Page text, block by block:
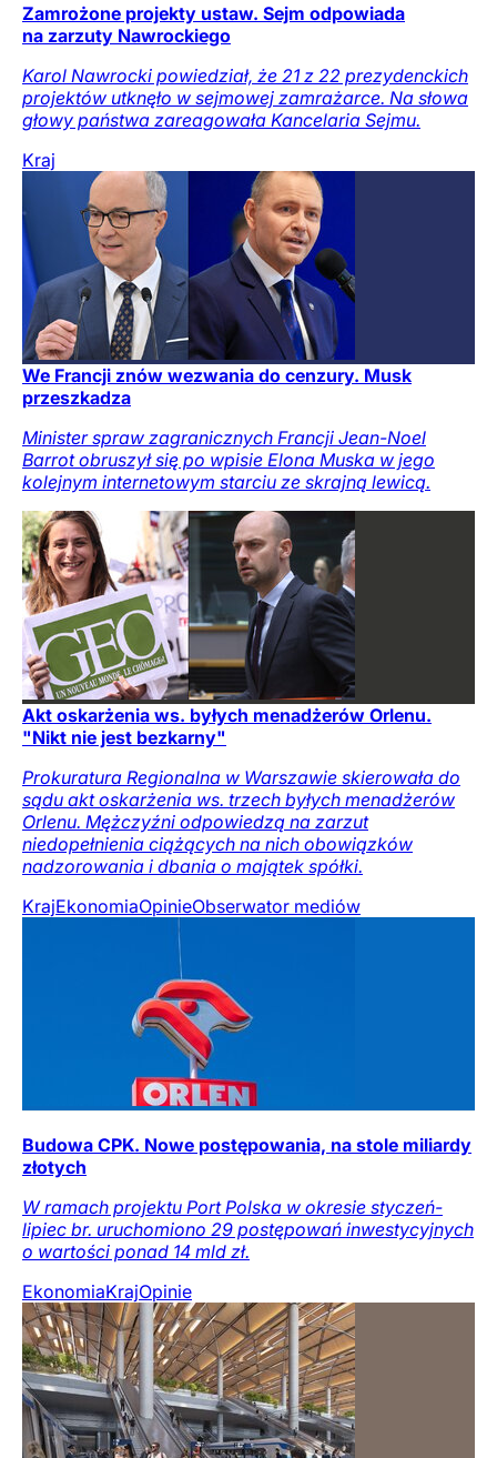
Zamrożone projekty ustaw. Sejm odpowiada
na zarzuty Nawrockiego
Karol Nawrocki powiedział, że 21 z 22 prezydenckich
projektów utknęło w sejmowej zamrażarce. Na słowa
głowy państwa zareagowała Kancelaria Sejmu.
Kraj
We Francji znów wezwania do cenzury. Musk
przeszkadza
Minister spraw zagranicznych Francji Jean-Noel
Barrot obruszył się po wpisie Elona Muska w jego
kolejnym internetowym starciu ze skrajną lewicą.
Akt oskarżenia ws. byłych menadżerów Orlenu.
"Nikt nie jest bezkarny"
Prokuratura Regionalna w Warszawie skierowała do
sądu akt oskarżenia ws. trzech byłych menadżerów
Orlenu. Mężczyźni odpowiedzą na zarzut
niedopełnienia ciążących na nich obowiązków
nadzorowania i dbania o majątek spółki.
KrajEkonomiaOpinieObserwator mediów
Budowa CPK. Nowe postępowania, na stole miliardy
złotych
W ramach projektu Port Polska w okresie styczeń-
lipiec br. uruchomiono 29 postępowań inwestycyjnych
o wartości ponad 14 mld zł.
EkonomiaKrajOpinie